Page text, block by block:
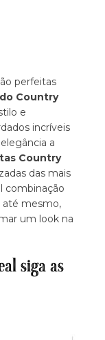
perfeitas
Country
e
incríveis
a
Country
das mais
combinação
até mesmo,
um look na
siga as